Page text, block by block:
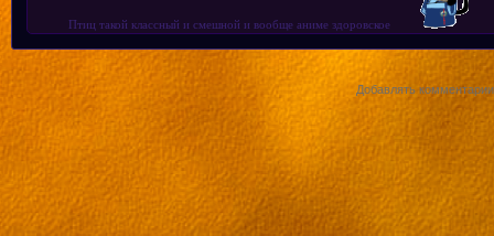
Птиц такой классный и смешной и вообще аниме здоровское
Добавлять